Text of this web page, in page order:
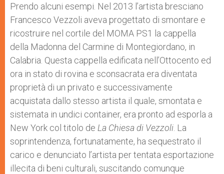
Prendo alcuni esempi. Nel 2013 l’artista bresciano
Francesco Vezzoli aveva progettato di smontare e
ricostruire nel cortile del MOMA PS1 la cappella
della Madonna del Carmine di Montegiordano, in
Calabria. Questa cappella edificata nell’Ottocento ed
ora in stato di rovina e sconsacrata era diventata
proprietà di un privato e successivamente
acquistata dallo stesso artista il quale, smontata e
sistemata in undici container, era pronto ad esporla a
New York col titolo de La Chiesa di Vezzoli . La
soprintendenza, fortunatamente, ha sequestrato il
carico e denunciato l’artista per tentata esportazione
illecita di beni culturali, suscitando comunque